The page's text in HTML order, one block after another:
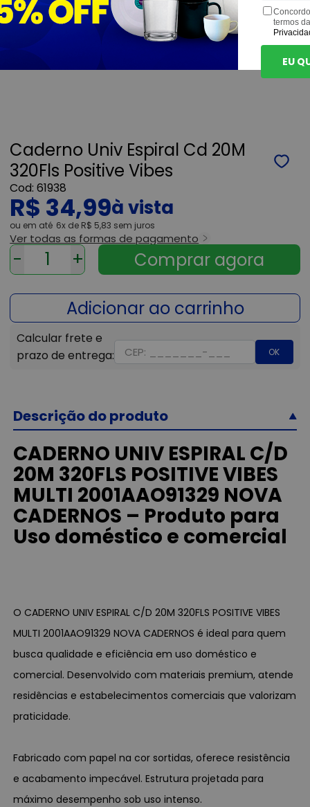
Caderno Univ Espiral Cd 20M
320Fls Positive Vibes
61938
R$ 34,99
ou 6x de R$ 5,83 sem juros
Ver todas as formas de pagamento
- +
OK
Descrição do produto
CADERNO UNIV ESPIRAL C/D
20M 320FLS POSITIVE VIBES
MULTI 2001AAO91329 NOVA
CADERNOS – Produto para
Uso doméstico e comercial
O CADERNO UNIV ESPIRAL C/D 20M 320FLS POSITIVE VIBES
MULTI 2001AAO91329 NOVA CADERNOS é ideal para quem
busca qualidade e eficiência em uso doméstico e
comercial. Desenvolvido com materiais premium, atende
residências e estabelecimentos comerciais que valorizam
praticidade.
Fabricado com papel na cor sortidas, oferece resistência
e acabamento impecável. Estrutura projetada para
máximo desempenho sob uso intenso.
termos
EU